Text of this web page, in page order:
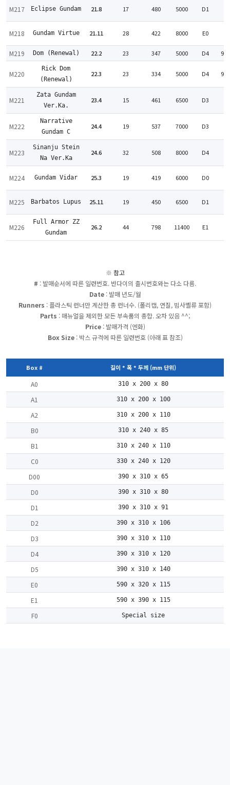
M217 Eclipse Gundam 21.8 17 480 5000 D1
M218 Gundam Virtue 21.11 28 422 8000 E0
M219 Dom (Renewal) 22.2 23 347 5000 D4 99
M220
Rick Dom
(Renewal)
22.3 23 334 5000 D4 99
M221
Zata Gundam
Ver.Ka.
23.4 15 461 6500 D3
M222
Narrative
Gundam C
24.4 19 537 7000 D3
M223
Sinanju Stein
Na Ver.Ka
24.6 32 508 8000 D4
M224 Gundam Vidar 25.3 19 419 6000 D0
M225 Barbatos Lupus 25.11 19 450 6500 D1
M226
Full Armor ZZ
Gundam
26.2 44 798 11400 E1
※ 참고
# : 발매순서에 따른 일련번호. 반다이의 출시번호와는 다소 다름.
Date: 발매 년도/월
Runners : 플라스틱 런너만 계산한 총 런너수. (폴리캡, 연질, 빔사벨류 포함)
Parts : 매뉴얼을 제외한 모든 부속품의 총합. 오차 있음 ^^;
Price: 발매가격 (엔화)
Box Size: 박스 규격에 따른 일련번호 (아래 표 참조)
Box # 길이 * 폭 * 두께 (mm 단위)
A0 310 x 200 x 80
A1 310 x 200 x 100
A2 310 x 200 x 110
B0 310 x 240 x 85
B1 310 x 240 x 110
C0 330 x 240 x 120
D00 390 x 310 x 65
D0 390 x 310 x 80
D1 390 x 310 x 91
D2 390 x 310 x 106
D3 390 x 310 x 110
D4 390 x 310 x 120
D5 390 x 310 x 140
E0 590 x 320 x 115
E1 590 x 390 x 115
F0 Special size